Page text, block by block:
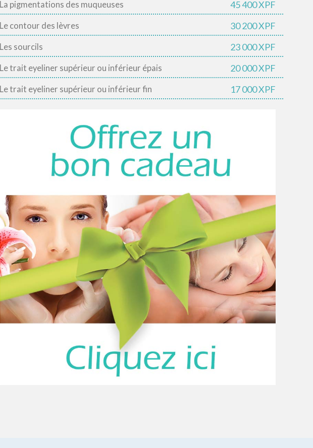
La pigmentations des muqueuses 45 400 XPF
Le contour des lèvres 30 200 XPF
Les sourcils 23 000 XPF
Le trait eyeliner supérieur ou inférieur épais 20 000 XPF
Le trait eyeliner supérieur ou inférieur fin 17 000 XPF